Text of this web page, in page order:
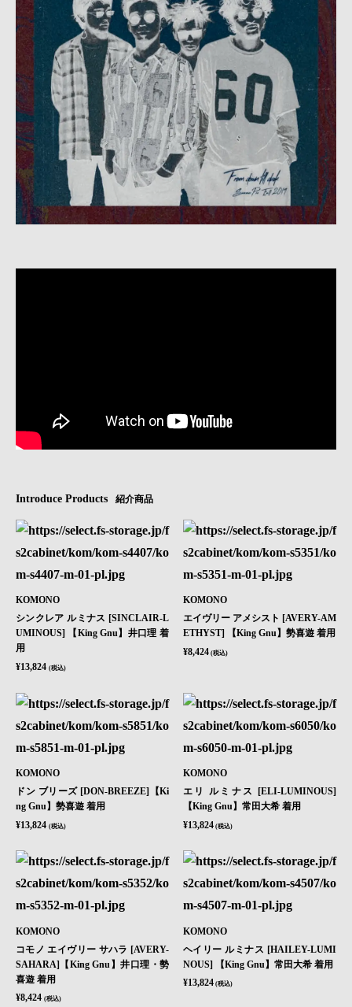
Introduce Products 紹介商品
KOMONO
シンクレア ルミナス [SINCLAIR-L
UMINOUS] 【King Gnu】井口理 着
用
¥13,824 (税込)
KOMONO
エイヴリー アメシスト [AVERY-AM
ETHYST] 【King Gnu】勢喜遊 着用
¥8,424 (税込)
KOMONO
ドン ブリーズ [DON-BREEZE]【Ki
ng Gnu】勢喜遊 着用
¥13,824 (税込)
KOMONO
エリ ルミナス [ELI-LUMINOUS]
【King Gnu】常田大希 着用
¥13,824 (税込)
KOMONO
コモノ エイヴリー サハラ [AVERY-
SAHARA]【King Gnu】井口理・勢
喜遊 着用
¥8,424 (税込)
KOMONO
ヘイリー ルミナス [HAILEY-LUMI
NOUS] 【King Gnu】常田大希 着用
¥13,824 (税込)